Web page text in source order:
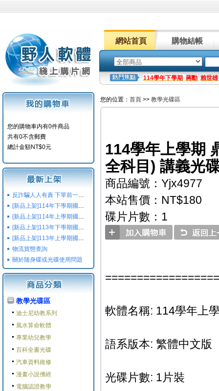
網站首頁 購物結帳
114學年下學期 蔣勳 賴世雄
您的購物車内有0件商品
共有0不含郵費
總計金額NT$0元
反詐騙人人有責 下單前一定要注意
[新品上架]114年下學期國小國中高中命題光碟,校用卷,習作
[新品上架]114年上學期國小國中高中命題光碟,校用卷,習作
[新品上架]113年下學期國小國中高中命題光碟,校用卷,習作
[新品上架]113年上學期國小國中高中命題光碟,校用卷,習作
物流貨態查詢
關於随身碟或光碟使用問題
教學光碟區
迪士尼幼教系列
風水算命軟體
專業幼兒教學
百科全書光碟
汽車資料維修
漫畫小說佛經
電腦認證教學
您的位置： 首頁 >> 教學光碟區
114學年上學期
全科目) 講義光
商品編號：Yjx4977
本站售價：NT$180
碟片片數：1
軟體名稱: 114學年上
語系版本: 繁體中文版
光碟片數: 1片裝